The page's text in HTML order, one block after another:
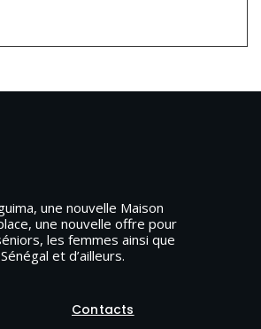
une nouvelle Maison
une nouvelle offre pour
les femmes ainsi que
et d’ailleurs.
Contacts